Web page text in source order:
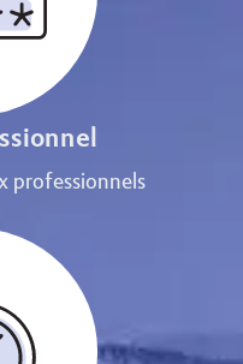
professionnels